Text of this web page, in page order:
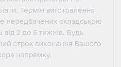
Термін виготовлення
передбачених складською
2 до 6 тижнів. Будь
строк виконання Вашого
напрямку.